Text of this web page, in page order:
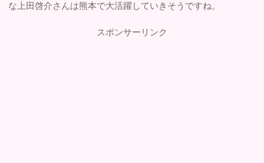
な上田啓介さんは熊本で大活躍していきそうですね。
スポンサーリンク